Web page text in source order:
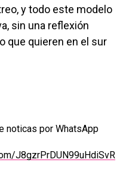
y todo este modelo
sin una reflexión
que quieren en el sur
noticas por WhatsApp
J8gzrPrDUN99uHdiSvR